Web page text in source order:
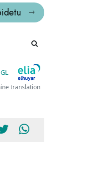
GL
translation